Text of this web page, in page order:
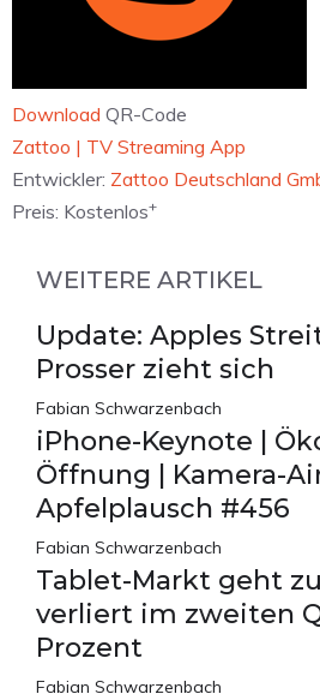
Download QR-Code
‎Zattoo | TV Streaming App
Entwickler: Zattoo Deutschland
Preis: Kostenlos+
WEITERE ARTIKEL
Update: Apples
Prosser zieht sich
Fabian Schwarzenbach
iPhone-Keynote |
Öffnung | Kamera-
Apfelplausch #456
Fabian Schwarzenbach
Tablet-Markt geht
verliert im zweiten
Prozent
Fabian Schwarzenbach